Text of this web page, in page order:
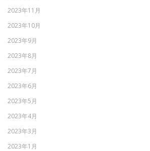
2023年11月
2023年10月
2023年9月
2023年8月
2023年7月
2023年6月
2023年5月
2023年4月
2023年3月
2023年1月